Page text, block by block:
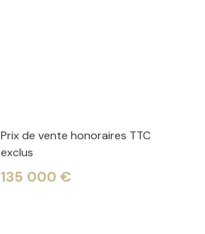
Prix de vente honoraires TTC
exclus
135 000 €